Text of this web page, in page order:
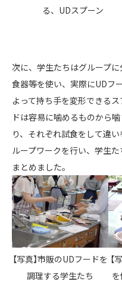
る、UDスプーン
次に、学生たちはグループ
食器等を使い、実際にUDフ
よって持ち手を変形できる
ドは容易に噛めるものから
り、それぞれ試食をして違
ループワークを行い、学生
まとめました。
【写真】市販のUDフードを
調理する学生たち
【